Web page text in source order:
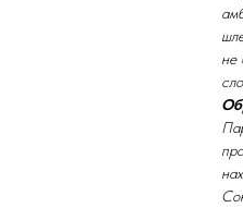
не